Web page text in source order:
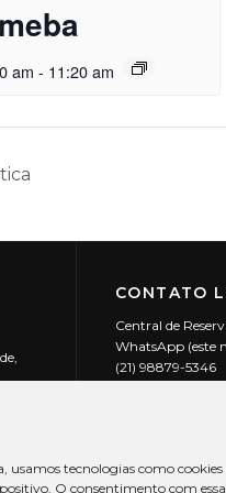
tecnologias como cookies
O consentimento com
am - 11:20 am
CONTATO
Central de
WhatsApp (este
(21) 98879-5346